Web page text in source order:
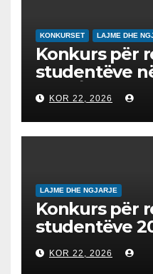
KONKURSET LAJME DHE
Konkurs për
studentëve
2026/2027 –
запишување
на втор
2026/2027
KOR 22, 2026
LAJME DHE NGJARJE
Konkurs për
studentëve
Конкурс за
студенти за
KOR 22, 2026